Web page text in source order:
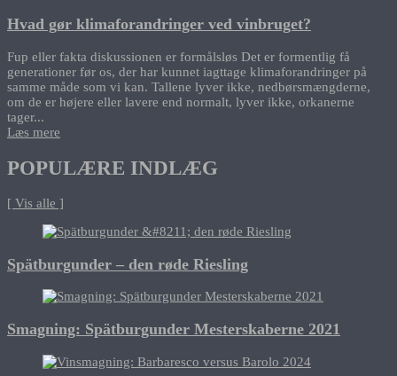
Hvad gør klimaforandringer ved vinbruget?
Fup eller fakta diskussionen er formålsløs Det er formentlig få
generationer før os, der har kunnet iagttage klimaforandringer på
samme måde som vi kan. Tallene lyver ikke, nedbørsmængderne,
om de er højere eller lavere end normalt, lyver ikke, orkanerne
tager...
Læs mere
POPULÆRE INDLÆG
[ Vis alle ]
Spätburgunder – den røde Riesling
Smagning: Spätburgunder Mesterskaberne 2021